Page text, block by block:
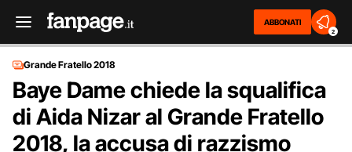
ABBONATI
2
Grande Fratello 2018
Baye Dame chiede la squalifica
di Aida Nizar al Grande Fratello
2018, la accusa di razzismo